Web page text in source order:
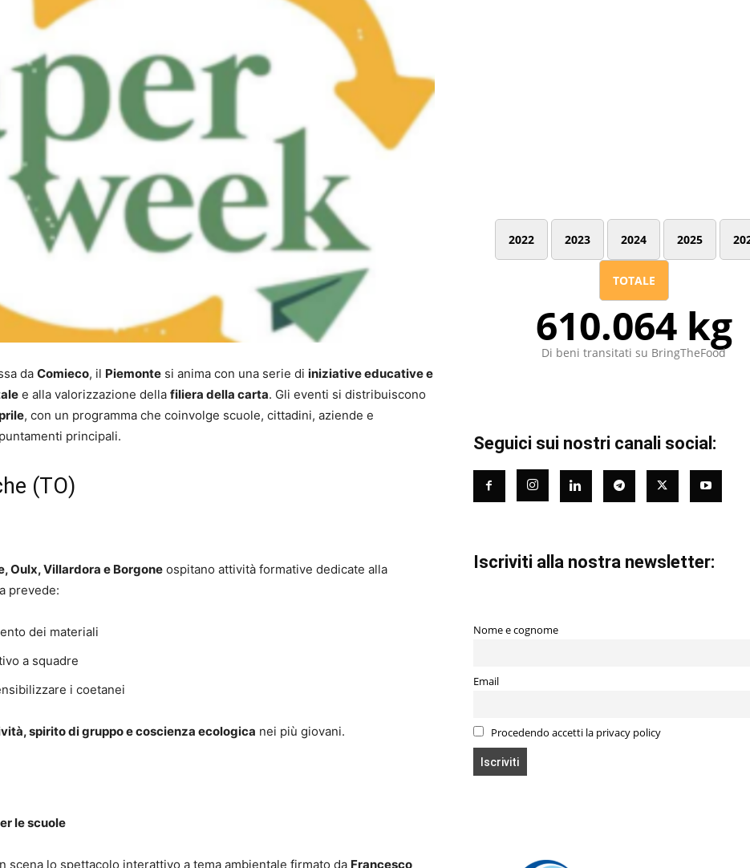
da Comieco, il Piemonte si anima con una serie di iniziative educative e
e alla valorizzazione della filiera della carta. Gli eventi si distribuiscono
, con un programma che coinvolge scuole, cittadini, aziende e
principali.
(TO)
Oulx, Villardora e Borgone ospitano attività formative dedicate alla
prevede:
dei materiali
a squadre
i coetanei
spirito di gruppo e coscienza ecologica nei più giovani.
le scuole
scena lo spettacolo interattivo a tema ambientale firmato da Francesco
2022 2023 2024 2025
TOTALE
610.064 kg
Di beni transitati su BringTheFood
Seguici sui nostri canali social:
Iscriviti alla nostra newsletter:
Nome e cognome
Email
Procedendo accetti la privacy policy